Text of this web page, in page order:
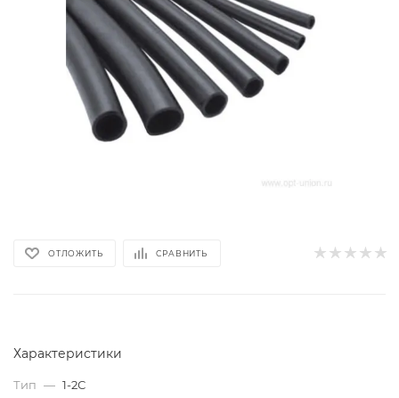
ОТЛОЖИТЬ СРАВНИТЬ
Характеристики
Тип — 1-2С